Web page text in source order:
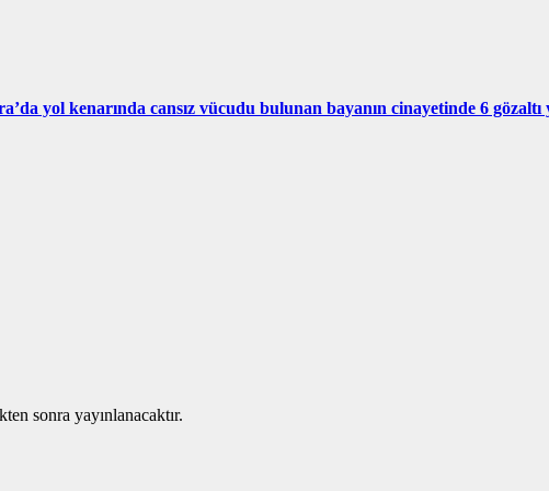
yol kenarında cansız vücudu bulunan bayanın cinayetinde 6 gözaltı
sonra yayınlanacaktır.